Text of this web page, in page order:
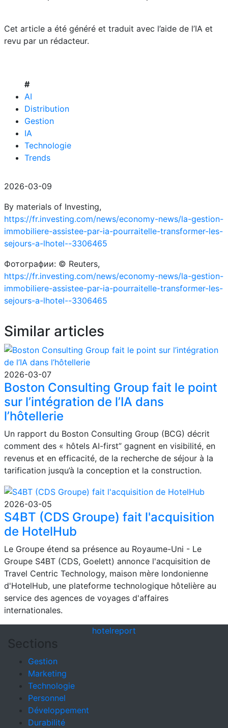
Cet article a été généré et traduit avec l’aide de l’IA et
revu par un rédacteur.
#
AI
Distribution
Gestion
IA
Technologie
Trends
2026-03-09
By materials of Investing,
https://fr.investing.com/news/economy-news/la-gestion-
immobiliere-assistee-par-ia-pourraitelle-transformer-les-
sejours-a-lhotel--3306465
Фотографии: © Reuters,
https://fr.investing.com/news/economy-news/la-gestion-
immobiliere-assistee-par-ia-pourraitelle-transformer-les-
sejours-a-lhotel--3306465
Similar articles
2026-03-07
Boston Consulting Group fait le point
sur l’intégration de l’IA dans
l’hôtellerie
Un rapport du Boston Consulting Group (BCG) décrit
comment des « hôtels AI-first” gagnent en visibilité, en
revenus et en efficacité, de la recherche de séjour à la
tarification jusqu’à la conception et la construction.
2026-03-05
S4BT (CDS Groupe) fait l'acquisition
de HotelHub
Le Groupe étend sa présence au Royaume-Uni - Le
Groupe S4BT (CDS, Goelett) annonce l'acquisition de
Travel Centric Technology, maison mère londonienne
d'HotelHub, une plateforme technologique hôtelière au
service des agences de voyages d'affaires
internationales.
hotelreport
Sections
Gestion
Marketing
Technologie
Personnel
Développement
Durabilité